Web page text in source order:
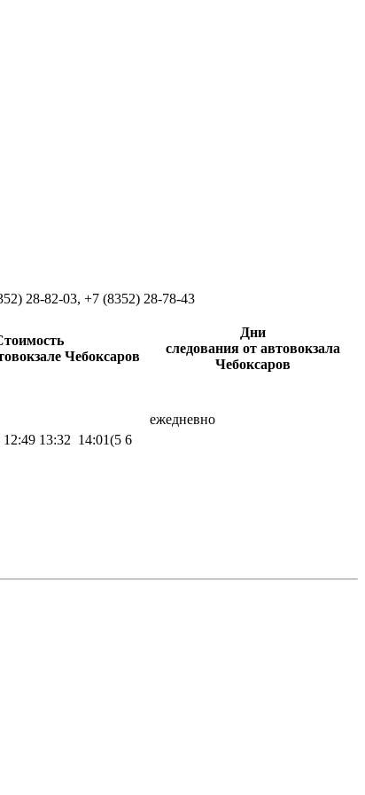
28-82-03, +7 (8352) 28-78-43
Чебоксаров
Дни
следования от автовокзала
Чебоксаров
ежедневно
13:32 14:01(5 6